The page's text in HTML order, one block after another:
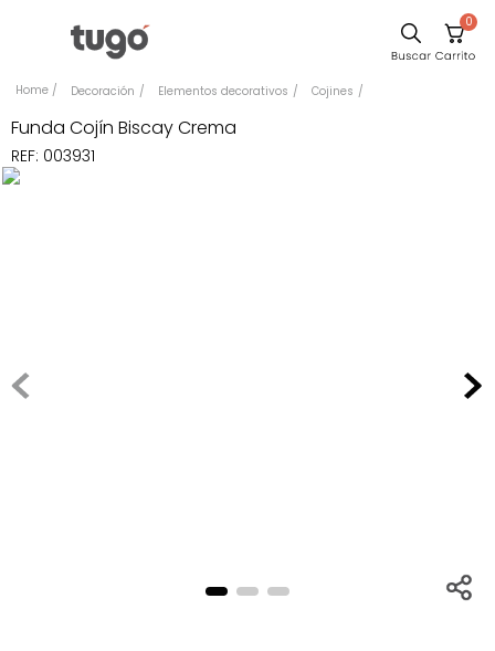
0
Decoración Elementos decorativos Cojines
Funda Cojín Biscay Crema
REF: 003931
Comedor
Escritorio